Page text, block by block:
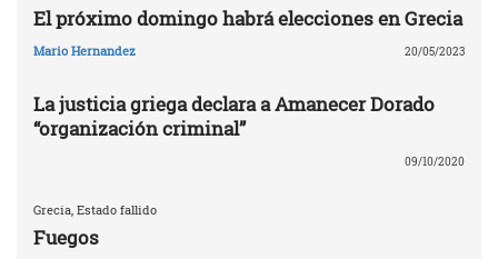
El próximo domingo habrá elecciones en Grecia
Mario Hernandez 20/05/2023
La justicia griega declara a Amanecer Dorado
“organización criminal”
09/10/2020
Grecia, Estado fallido
Fuegos